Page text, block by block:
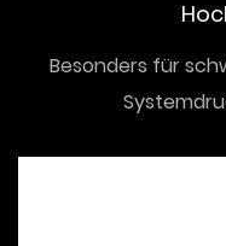
Besonders für